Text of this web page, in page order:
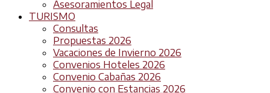
Asesoramientos Legal
TURISMO
Consultas
Propuestas 2026
Vacaciones de Invierno 2026
Convenios Hoteles 2026
Convenio Cabañas 2026
Convenio con Estancias 2026